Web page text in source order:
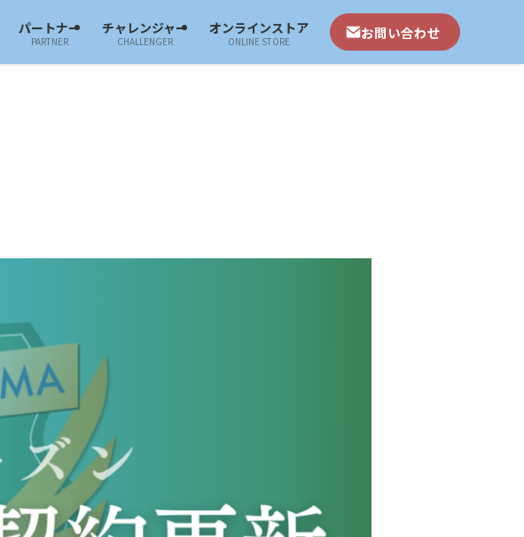
パートナー
PARTNER
チャレンジャー
CHALLENGER
オンラインストア
ONLINE STORE お問い合わせ